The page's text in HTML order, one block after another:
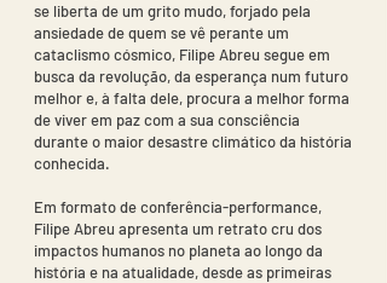
se liberta de um grito mudo, forjado pela
ansiedade de quem se vê perante um
cataclismo cósmico, Filipe Abreu segue em
busca da revolução, da esperança num futuro
melhor e, à falta dele, procura a melhor forma
de viver em paz com a sua consciência
durante o maior desastre climático da história
conhecida.
Em formato de conferência-performance,
Filipe Abreu apresenta um retrato cru dos
impactos humanos no planeta ao longo da
história e na atualidade, desde as primeiras